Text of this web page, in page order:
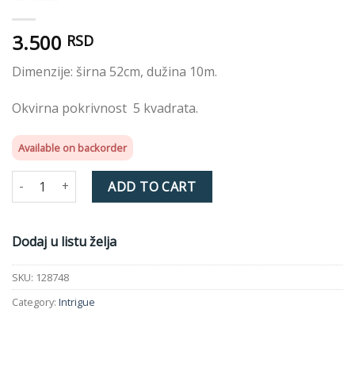
3.500 RSD
Dimenzije: širna 52cm, dužina 10m.
Okvirna pokrivnost 5 kvadrata.
Available on backorder
TEMPTATION WALLPAPER 128748 SAGE quantity
ADD TO CART
Dodaj u listu želja
SKU: 128748
Category: Intrigue